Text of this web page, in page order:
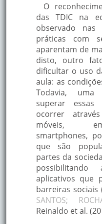
O
das TDIC na
observado nas
práticas com
aparentam de
disto, outro
dificultar o uso
aula: as
Todavia, uma
superar essas
ocorrer
móveis,
smartphones,
que são
partes da
aplicativos que
barreiras sociais
SANTOS;
Reinaldo et al.